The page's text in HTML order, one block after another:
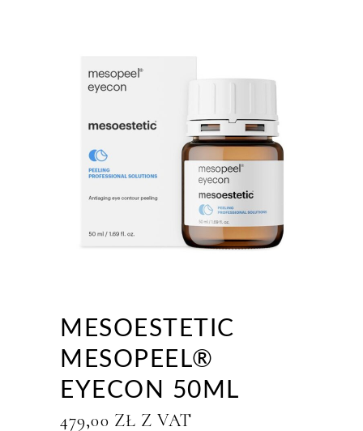
MESOESTETIC
MESOPEEL®
EYECON 50ML
479,00 ZŁ Z VAT